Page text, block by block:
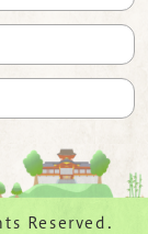
Reserved.